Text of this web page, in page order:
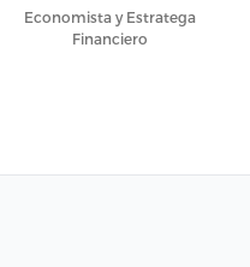
Economista y Estratega
Financiero